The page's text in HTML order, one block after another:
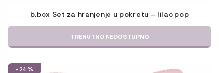
b.box Set za hranjenje u pokretu – lilac pop
TRENUTNO NEDOSTUPNO
-24%